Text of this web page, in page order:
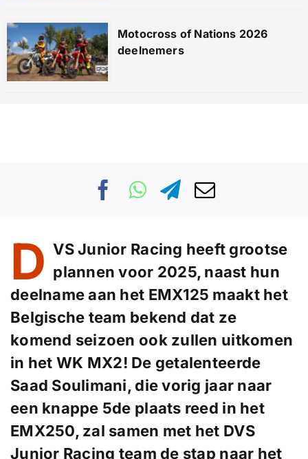
Motocross of Nations 2026
deelnemers
D VS Junior Racing heeft grootse
plannen voor 2025, naast hun
deelname aan het EMX125 maakt het
Belgische team bekend dat ze
komend seizoen ook zullen uitkomen
in het WK MX2! De getalenteerde
Saad Soulimani, die vorig jaar naar
een knappe 5de plaats reed in het
EMX250, zal samen met het DVS
Junior Racing team de stap naar het